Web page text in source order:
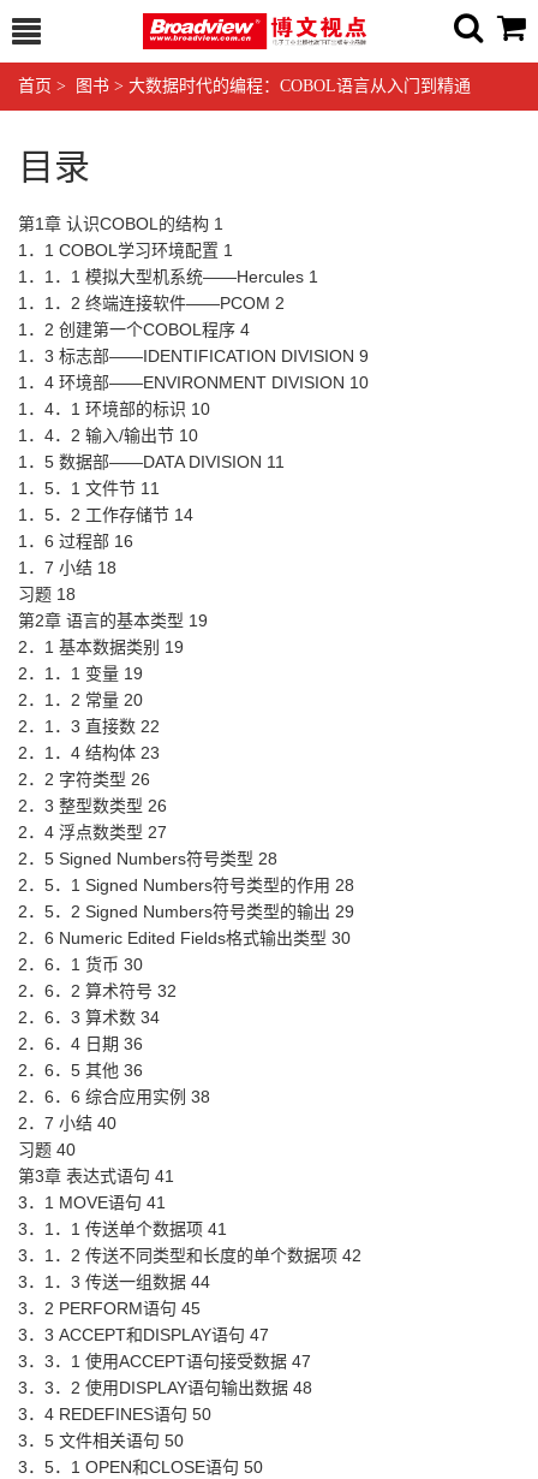
首页 > 图书 > 大数据时代的编程：COBOL语言从入门到精通
目录
第1章 认识COBOL的结构 1
1．1 COBOL学习环境配置 1
1．1．1 模拟大型机系统――Hercules 1
1．1．2 终端连接软件――PCOM 2
1．2 创建第一个COBOL程序 4
1．3 标志部――IDENTIFICATION DIVISION 9
1．4 环境部――ENVIRONMENT DIVISION 10
1．4．1 环境部的标识 10
1．4．2 输入/输出节 10
1．5 数据部――DATA DIVISION 11
1．5．1 文件节 11
1．5．2 工作存储节 14
1．6 过程部 16
1．7 小结 18
习题 18
第2章 语言的基本类型 19
2．1 基本数据类别 19
2．1．1 变量 19
2．1．2 常量 20
2．1．3 直接数 22
2．1．4 结构体 23
2．2 字符类型 26
2．3 整型数类型 26
2．4 浮点数类型 27
2．5 Signed Numbers符号类型 28
2．5．1 Signed Numbers符号类型的作用 28
2．5．2 Signed Numbers符号类型的输出 29
2．6 Numeric Edited Fields格式输出类型 30
2．6．1 货币 30
2．6．2 算术符号 32
2．6．3 算术数 34
2．6．4 日期 36
2．6．5 其他 36
2．6．6 综合应用实例 38
2．7 小结 40
习题 40
第3章 表达式语句 41
3．1 MOVE语句 41
3．1．1 传送单个数据项 41
3．1．2 传送不同类型和长度的单个数据项 42
3．1．3 传送一组数据 44
3．2 PERFORM语句 45
3．3 ACCEPT和DISPLAY语句 47
3．3．1 使用ACCEPT语句接受数据 47
3．3．2 使用DISPLAY语句输出数据 48
3．4 REDEFINES语句 50
3．5 文件相关语句 50
3．5．1 OPEN和CLOSE语句 50